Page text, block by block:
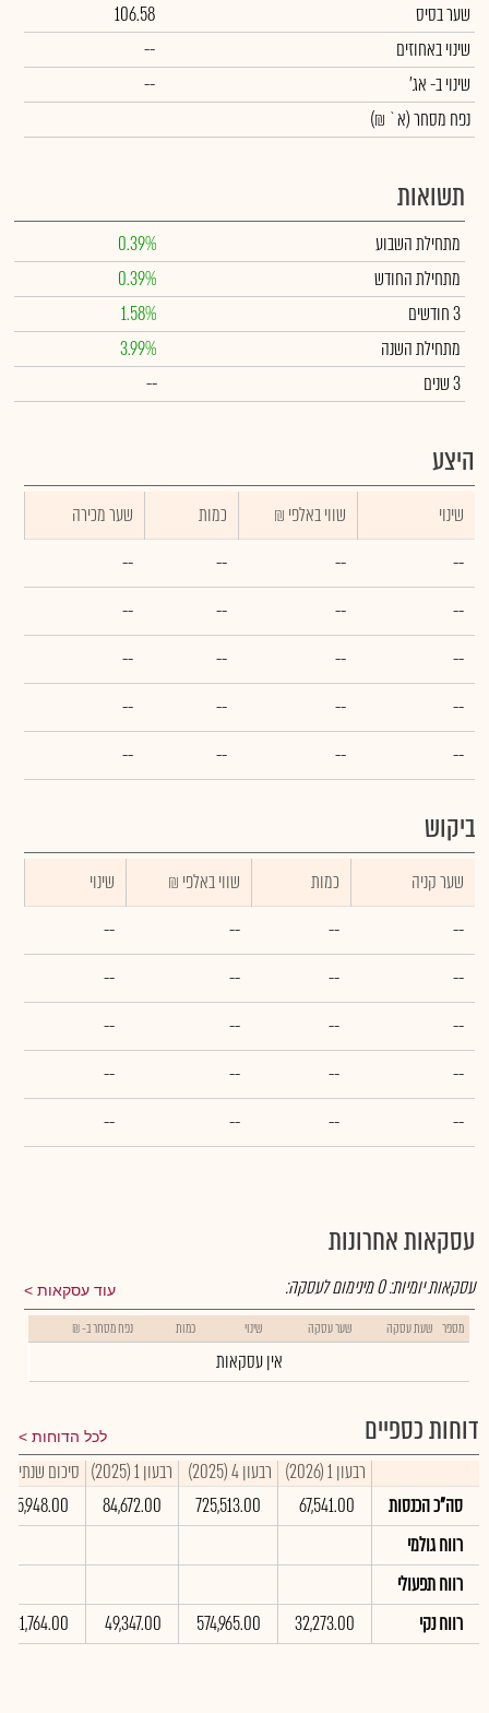
שער בסיס
106.58
שינוי באחוזים
--
שינויב- אג'
--
נפח מסחר(א` ₪)
תשואות
מתחילת השבוע
0.39%
מתחילת החודש
0.39%
3 חודשים
1.58%
מתחילת השנה
3.99%
3 שנים
--
היצע
שינוי ₪ שווי באלפי כמות
שער מכירה
--
--
--
--
--
--
--
--
--
--
--
--
--
--
--
--
--
--
--
--
ביקוש
שער קניה כמות ₪ שווי באלפי
שינוי
--
--
--
--
--
--
--
--
--
--
--
--
--
--
--
--
--
--
--
--
עסקאות אחרונות
עוד עסקאות עסקאות יומיות:0מינימום לעסקה:
מספר שעת עסקה שער עסקה שינוי כמות נפח מסחר ב- ₪
אין עסקאות
דוחות כספיים לכל הדוחות
רבעון 1 (2026) רבעון 4 (2025) רבעון 1 (2025)
סיכום שנתי 2025
סה"כ הכנסות
67,541.00
725,513.00
84,672.00
רווח גולמי
רווח תפעולי
רווח נקי
32,273.00
574,965.00
49,347.00
941,764.00